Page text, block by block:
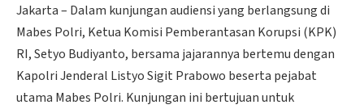
Jakarta – Dalam kunjungan audiensi yang berlangsung di
Mabes Polri, Ketua Komisi Pemberantasan Korupsi (KPK)
RI, Setyo Budiyanto, bersama jajarannya bertemu dengan
Kapolri Jenderal Listyo Sigit Prabowo beserta pejabat
utama Mabes Polri. Kunjungan ini bertujuan untuk